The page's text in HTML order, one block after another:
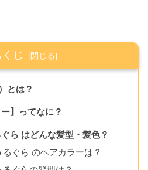
くじ
とは？
】ってなに？
ら はどんな髪型・髪色？
るぐら のヘアカラーは？